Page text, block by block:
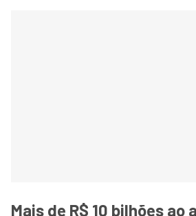
Mais de R$ 10 bilhões ao